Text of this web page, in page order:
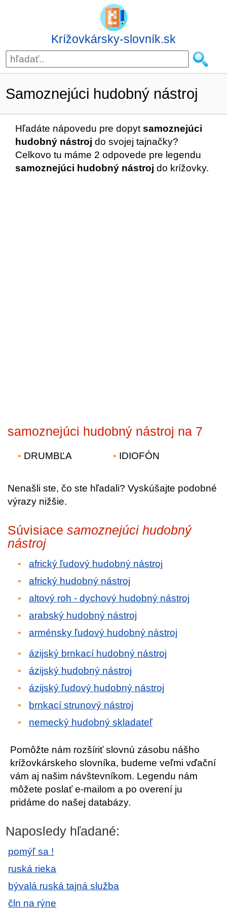
Krížovkársky-slovník.sk
Samoznejúci hudobný nástroj
Hľadáte nápovedu pre dopyt samoznejúci
hudobný nástroj do svojej tajnačky?
Celkovo tu máme 2 odpovede pre legendu
samoznejúci hudobný nástroj do krížovky.
samoznejúci hudobný nástroj na 7
DRUMBĽA IDIOFÓN
Nenašli ste, čo ste hľadali? Vyskúšajte podobné
výrazy nižšie.
Súvisiace samoznejúci hudobný
nástroj
africký ľudový hudobný nástroj
africký hudobný nástroj
altový roh - dychový hudobný nástroj
arabský hudobný nástroj
arménsky ľudový hudobný nástroj
ázijský brnkací hudobný nástroj
ázijský hudobný nástroj
ázijský ľudový hudobný nástroj
brnkací strunový nástroj
nemecký hudobný skladateľ
Pomôžte nám rozšíriť slovnú zásobu nášho
krížovkárskeho slovníka, budeme veľmi vďační
vám aj našim návštevníkom. Legendu nám
môžete poslať e-mailom a po overení ju
pridáme do našej databázy.
Naposledy hľadané:
pomýľ sa !
ruská rieka
bývalá ruská tajná služba
čln na rýne